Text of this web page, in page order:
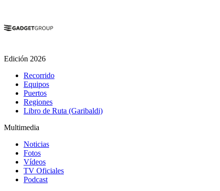
Edición 2026
Recorrido
Equipos
Puertos
Regiones
Libro de Ruta (Garibaldi)
Multimedia
Noticias
Fotos
Vídeos
TV Oficiales
Podcast